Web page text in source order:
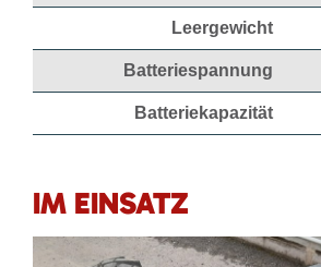
Leergewicht
Batteriespannung
Batteriekapazität
IM EINSATZ